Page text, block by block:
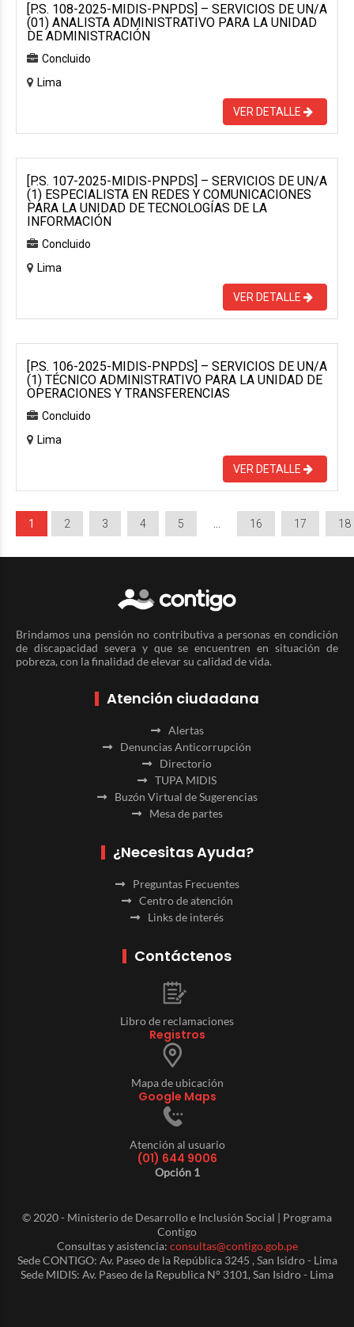
[P.S. 108-2025-MIDIS-PNPDS] – SERVICIOS DE UN/A
(01) ANALISTA ADMINISTRATIVO PARA LA UNIDAD
DE ADMINISTRACIÓN
Concluido
Lima
VER DETALLE
[P.S. 107-2025-MIDIS-PNPDS] – SERVICIOS DE UN/A
(1) ESPECIALISTA EN REDES Y COMUNICACIONES
PARA LA UNIDAD DE TECNOLOGÍAS DE LA
INFORMACIÓN
Concluido
Lima
VER DETALLE
[P.S. 106-2025-MIDIS-PNPDS] – SERVICIOS DE UN/A
(1) TÉCNICO ADMINISTRATIVO PARA LA UNIDAD DE
OPERACIONES Y TRANSFERENCIAS
Concluido
Lima
VER DETALLE
1 2 3 4 5 16 17 18
Brindamos una pensión no contributiva a personas en condición
de discapacidad severa y que se encuentren en situación de
pobreza, con la finalidad de elevar su calidad de vida.
Atención ciudadana
Alertas
Denuncias Anticorrupción
Directorio
TUPA MIDIS
Buzón Virtual de Sugerencias
Mesa de partes
¿Necesitas Ayuda?
Preguntas Frecuentes
Centro de atención
Links de interés
Contáctenos
Libro de reclamaciones
Registros
Mapa de ubicación
Google Maps
Atención al usuario
(01) 644 9006
Opción 1
© 2020 - Ministerio de Desarrollo e Inclusión Social | Programa
Contigo
Consultas y asistencia: consultas@contigo.gob.pe
Sede CONTIGO: Av. Paseo de la República 3245 , San Isidro - Lima
Sede MIDIS: Av. Paseo de la Republica N° 3101, San Isidro - Lima